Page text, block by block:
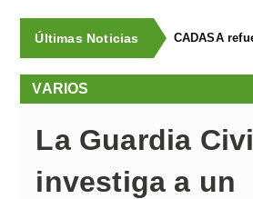
Últimas Noticias
VARIOS
La Guardia
investiga a un